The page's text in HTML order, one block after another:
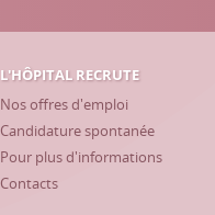
L'HÔPITAL RECRUTE
Nos offres d'emploi
Candidature spontanée
Pour plus d'informations
Contacts